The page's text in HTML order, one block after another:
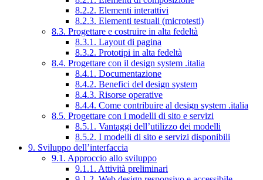
8.2.2. Elementi interattivi
8.2.3. Elementi testuali (microtesti)
8.3. Progettare e costruire in alta fedeltà
8.3.1. Layout di pagina
8.3.2. Prototipi in alta fedeltà
8.4. Progettare con il design system .italia
8.4.1. Documentazione
8.4.2. Benefici del design system
8.4.3. Risorse operative
8.4.4. Come contribuire al design system .italia
8.5. Progettare con i modelli di sito e servizi
8.5.1. Vantaggi dell’utilizzo dei modelli
8.5.2. I modelli di sito e servizi disponibili
9. Sviluppo dell’interfaccia
9.1. Approccio allo sviluppo
9.1.1. Attività preliminari